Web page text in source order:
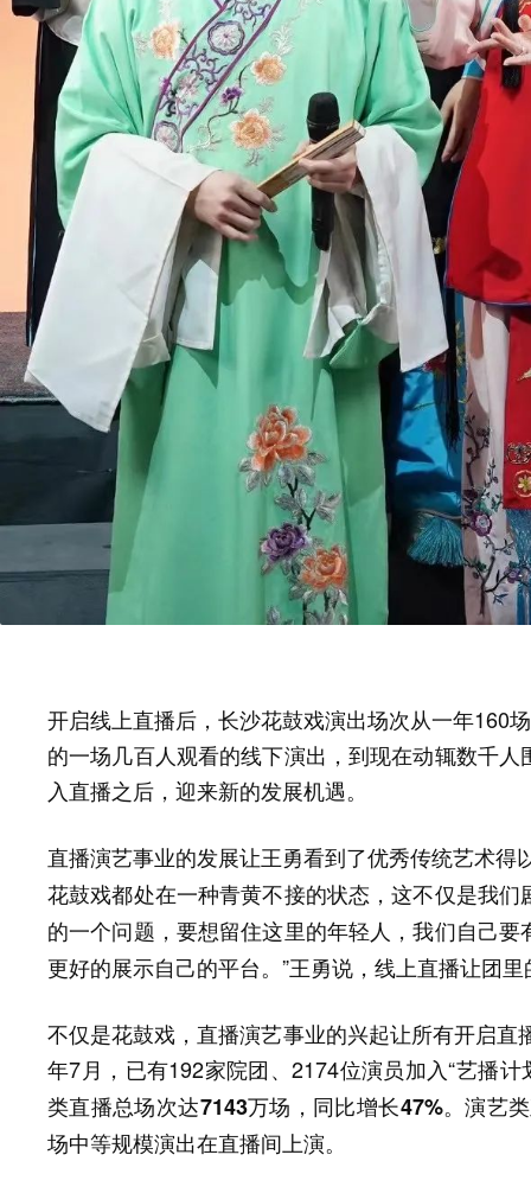
开启线上直播后，长沙花鼓戏演出场次从一年160
的一场几百人观看的线下演出，到现在动辄数千
入直播之后，迎来新的发展机遇。
直播演艺事业的发展让王勇看到了优秀传统艺术得
花鼓戏都处在一种青黄不接的状态，这不仅是我
的一个问题， 要想留住这里的年轻人，我们自己
更好的展示自己的平台。”王勇说，线上直播让团
不仅是花鼓戏，直播演艺事业的兴起让所有开启
年7月，已有192家院团、2174位演员加入“艺播
类直播总场次达7143万场，同比增长47%。演艺
场中等规模演出在直播间上演。